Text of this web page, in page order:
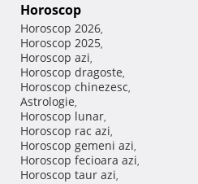
Horoscop
Horoscop 2026,
Horoscop 2025,
Horoscop azi,
Horoscop dragoste,
Horoscop chinezesc,
Astrologie,
Horoscop lunar,
Horoscop rac azi,
Horoscop gemeni azi,
Horoscop fecioara azi,
Horoscop taur azi,